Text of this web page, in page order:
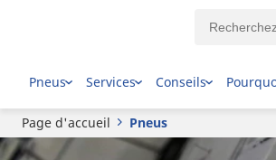
Pneus Services Conseils
Page d'accueil Pneus